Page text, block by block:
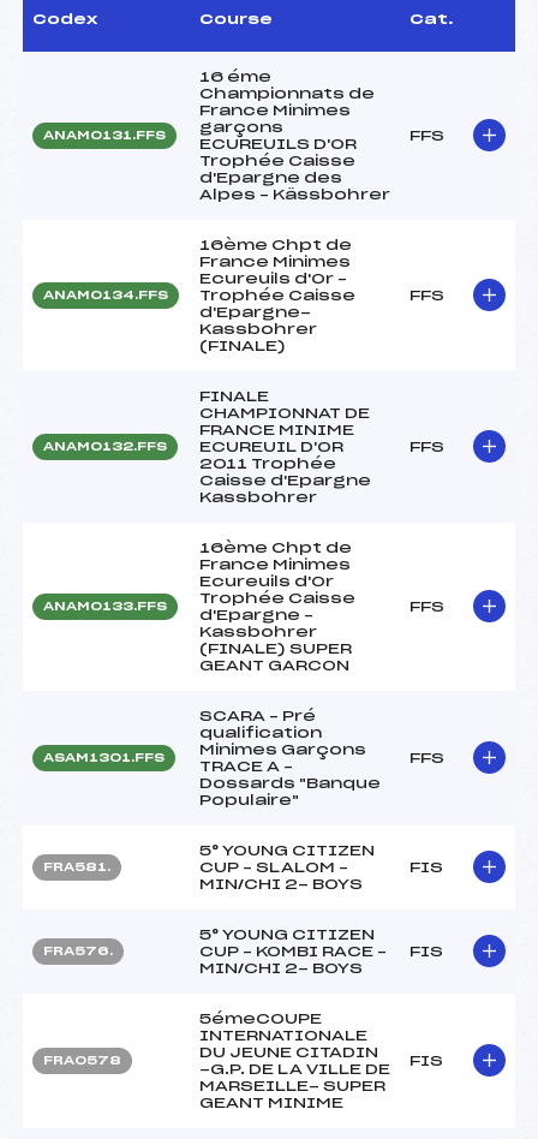
Codex Course Cat.
ANAM0131.FFS
16 éme
Championnats de
France Minimes
garçons
ECUREUILS D'OR
Trophée Caisse
d'Epargne des
Alpes – Kässbohrer
FFS
ANAM0134.FFS
16ème Chpt de
France Minimes
Ecureuils d'Or –
Trophée Caisse
d'Epargne-
Kassbohrer
(FINALE)
FFS
ANAM0132.FFS
FINALE
CHAMPIONNAT DE
FRANCE MINIME
ECUREUIL D'OR
2011 Trophée
Caisse d'Epargne
Kassbohrer
FFS
ANAM0133.FFS
16ème Chpt de
France Minimes
Ecureuils d'Or
Trophée Caisse
d'Epargne –
Kassbohrer
(FINALE) SUPER
GEANT GARCON
FFS
ASAM1301.FFS
SCARA – Pré
qualification
Minimes Garçons
TRACE A –
Dossards "Banque
Populaire"
FFS
FRA581.
5° YOUNG CITIZEN
CUP – SLALOM –
MIN/CHI 2- BOYS
FIS
FRA576.
5° YOUNG CITIZEN
CUP – KOMBI RACE –
MIN/CHI 2- BOYS
FIS
FRA0578
5émeCOUPE
INTERNATIONALE
DU JEUNE CITADIN
-G.P. DE LA VILLE DE
MARSEILLE- SUPER
GEANT MINIME
FIS